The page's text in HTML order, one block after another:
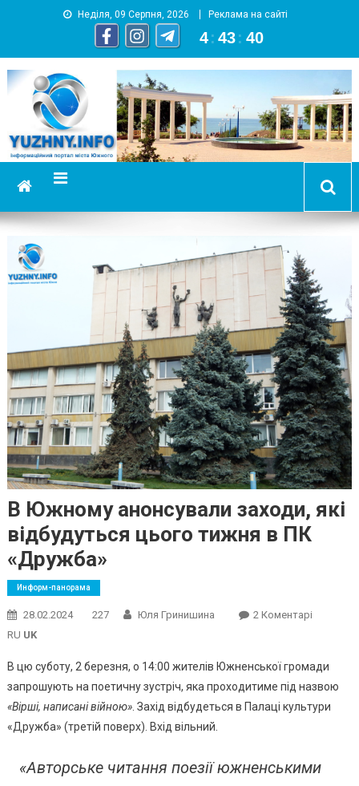
Неділя, 09 Серпня, 2026 Реклама на сайті
4 : 43 : 41
YUZHNY.INFO
информационный портал города Южный
В Южному анонсували заходи, які
відбудуться цього тижня в ПК
«Дружба»
Информ-панорама
28.02.2024 227 Юля Гринишина 2 КоментаріДо
Заходи,
Які
Тижня
RU UK
В цю суботу, 2 березня, о 14:00 жителів Южненської громади
запрошують на поетичну зустріч, яка проходитиме під назвою
«Вірші, написані війною». Захід відбудеться в Палаці культури
«Дружба» (третій поверх). Вхід вільний.
«Авторське читання поезії южненськими